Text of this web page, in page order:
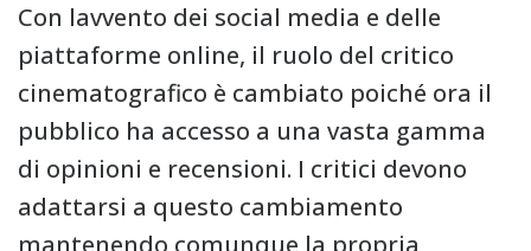
Con lavvento dei social media e delle
piattaforme online, il ruolo del critico
cinematografico è cambiato poiché ora il
pubblico ha accesso a una vasta gamma
di opinioni e recensioni. I critici devono
adattarsi a questo cambiamento
mantenendo comunque la propria